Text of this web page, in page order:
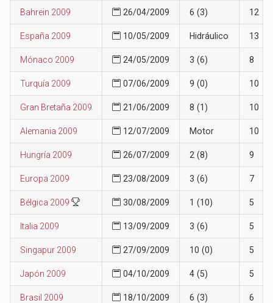
Bahrein 2009 26/04/2009 6 (3) 12
España 2009 10/05/2009 Hidráulico 13
Mónaco 2009 24/05/2009 3 (6) 8
Turquía 2009 07/06/2009 9 (0) 10
Gran Bretaña 2009 21/06/2009 8 (1) 10
Alemania 2009 12/07/2009 Motor 10
Hungría 2009 26/07/2009 2 (8) 9
Europa 2009 23/08/2009 3 (6) 7
Bélgica 2009 30/08/2009 1 (10) 5
Italia 2009 13/09/2009 3 (6) 5
Singapur 2009 27/09/2009 10 (0) 5
Japón 2009 04/10/2009 4 (5) 5
Brasil 2009 18/10/2009 6 (3) 6